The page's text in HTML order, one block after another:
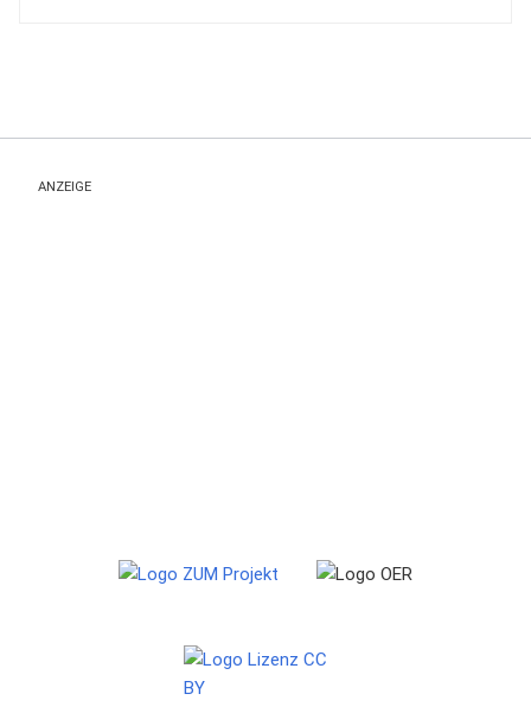
ANZEIGE